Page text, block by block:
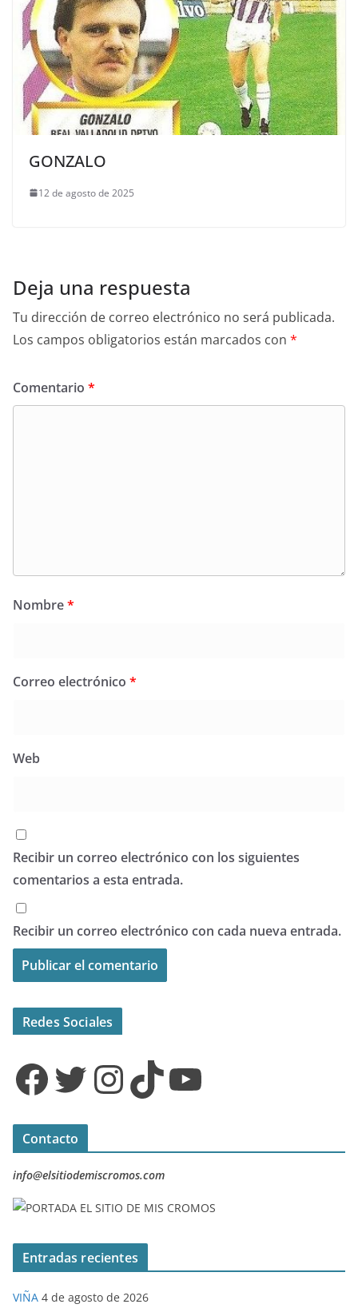
GONZALO
12 de agosto de 2025
Deja una respuesta
Tu dirección de correo electrónico no será publicada.
Los campos obligatorios están marcados con *
Comentario *
Nombre*
Correo electrónico *
Web
Recibir un correo electrónico con los siguientes
comentarios a esta entrada.
Recibir un correo electrónico con cada nueva entrada.
Redes Sociales
Facebook Twitter InstagramTikTok YouTube
Contacto
info@elsitiodemiscromos.com
Entradas recientes
VIÑA 4 de agosto de 2026